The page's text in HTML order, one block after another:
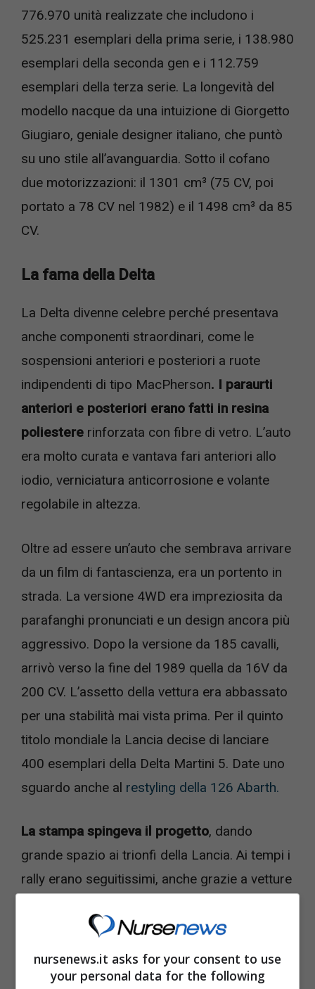
776.970 unità realizzate che includono i
525.231 esemplari della prima serie, i 138.980
esemplari della seconda gen e i 112.759
esemplari della terza serie. La longevità del
modello nacque da una intuizione di Giorgetto
Giugiaro, geniale designer italiano, che puntò
su uno stile all’avanguardia. Sotto il cofano
due motorizzazioni: il 1301 cm³ (75 CV, poi
portato a 78 CV nel 1982) e il 1498 cm³ da 85
CV.
La fama della Delta
La Delta divenne celebre perché presentava
anche componenti straordinari, come le
sospensioni anteriori e posteriori a ruote
indipendenti di tipo MacPherson. I paraurti
anteriori e posteriori erano fatti in resina
poliestere rinforzata con fibre di vetro. L’auto
era molto curata e vantava fari anteriori allo
iodio, verniciatura anticorrosione e volante
regolabile in altezza.
Oltre ad essere un’auto che sembrava arrivare
da un film di fantascienza, era un portento in
strada. La versione 4WD era impreziosita da
parafanghi pronunciati e un design ancora più
aggressivo. Dopo la versione da 185 cavalli,
arrivò verso la fine del 1989 quella da 16V da
200 CV. L’assetto della vettura era abbassato
per una stabilità mai vista prima. Per il quinto
titolo mondiale la Lancia decise di lanciare
400 esemplari della Delta Martini 5. Date uno
sguardo anche al restyling della 126 Abarth.
La stampa spingeva il progetto, dando
grande spazio ai trionfi della Lancia. Ai tempi i
rally erano seguitissimi, anche grazie a vetture
sottovalutata l’importanza degli sponsor e del
seguito di pubblico, ma grazie ad un lavoro
perfetto la Lancia divenne una tentazione per
nursenews.it asks for your consent to use
your personal data for the following